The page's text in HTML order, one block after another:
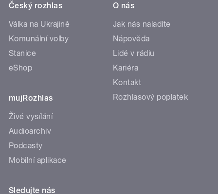
Český rozhlas
Válka na Ukrajině
Komunální volby
Stanice
eShop
mujRozhlas
Živé vysílání
Audioarchiv
Podcasty
Mobilní aplikace
O nás
Jak nás naladíte
Nápověda
Lidé v rádiu
Kariéra
Kontakt
Rozhlasový poplatek
Sledujte nás